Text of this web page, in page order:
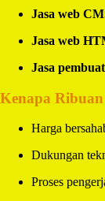
Jasa web
Jasa web
Jasa
Kenapa
Harga
Dukungan
Proses